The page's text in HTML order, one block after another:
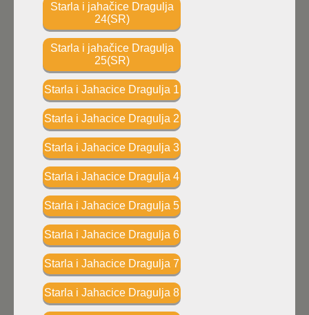
Starla i jahačice Dragulja
24(SR)
Starla i jahačice Dragulja
25(SR)
Starla i Jahacice Dragulja 1
Starla i Jahacice Dragulja 2
Starla i Jahacice Dragulja 3
Starla i Jahacice Dragulja 4
Starla i Jahacice Dragulja 5
Starla i Jahacice Dragulja 6
Starla i Jahacice Dragulja 7
Starla i Jahacice Dragulja 8